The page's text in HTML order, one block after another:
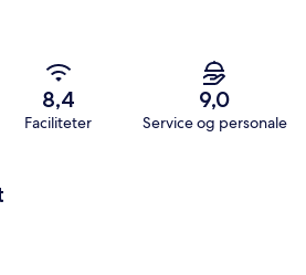
8,4
Faciliteter
9,0
Service og personale